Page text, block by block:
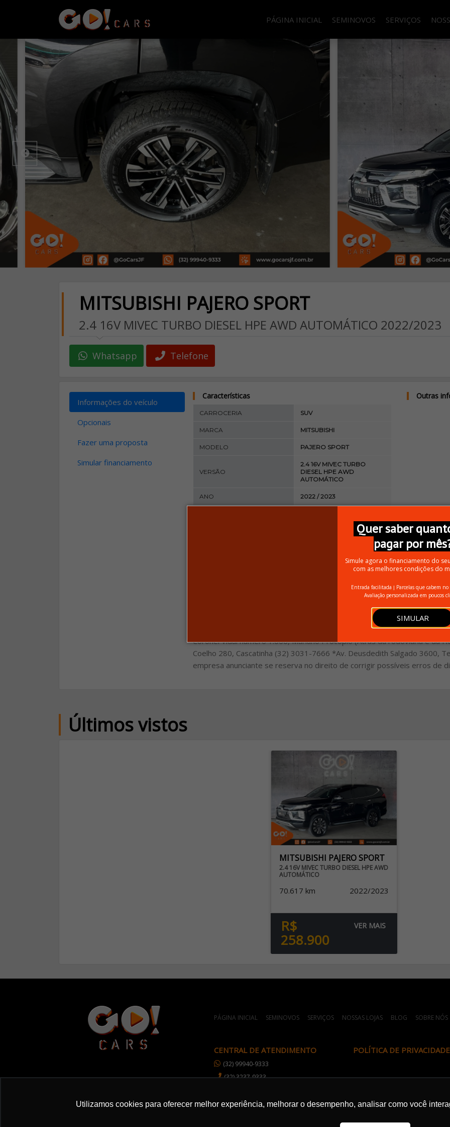
Quer saber
pagar por
Simule agora o financiamento do
com as melhores condições do
Entrada facilitada | Parcelas que cabem
Avaliação personalizada em poucos
SIMULAR
Utilizamos cookies para oferecer melhor experiência, melhorar o desempenho, analisar como você
PÁGINA INICIAL SEMINOVOS SERVIÇOS
MITSUBISHI PAJERO SPORT
2.4 16V MIVEC TURBO DIESEL HPE AWD AUTOMÁTICO 2022/2023
Whatsapp Telefone
Informações do veículo
Opcionais
Fazer uma proposta
Simular financiamento
Características
CARROCERIA SUV
MARCA MITSUBISHI
MODELO PAJERO SPORT
VERSÃO
2.4 16V MIVEC TURBO
DIESEL HPE AWD
AUTOMÁTICO
ANO 2022 / 2023
Outras
Aceitamos o seu veículo usado na troca; Financiamos junto aos
parte do pagamento dividido no cartão de crédito; Whatsapp (32)3237-
Coronel Vidal número 1.000, Mariano Procópio (Atrás da rodoviária e da
Coelho 280, Cascatinha (32) 3031-7666 *Av. Deusdedith Salgado 3600,
empresa anunciante se reserva no direito de corrigir possíveis erros de
Últimos vistos
MITSUBISHI PAJERO SPORT
2.4 16V MIVEC TURBO DIESEL HPE AWD
AUTOMÁTICO
70.617 km 2022/2023
R$
258.900
VER MAIS
PÁGINA INICIAL SEMINOVOS SERVIÇOS NOSSAS LOJAS BLOG SOBRE NÓS
CENTRAL DE ATENDIMENTO
(32) 99940-9333
(32) 3237-9333
POLÍTICA DE PRIVACIDADE